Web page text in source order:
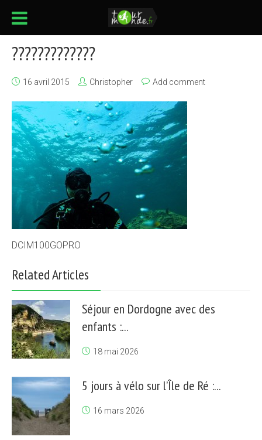
?????????????
16 avril 2015 Christopher Add comment
DCIM100GOPRO
Related Articles
Séjour en Dordogne avec des
enfants :...
18 mai 2026
5 jours à vélo sur l’Île de Ré :...
16 mars 2026